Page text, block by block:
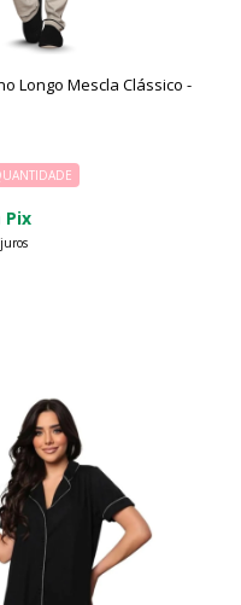
Longo Mescla Clássico -
Pix